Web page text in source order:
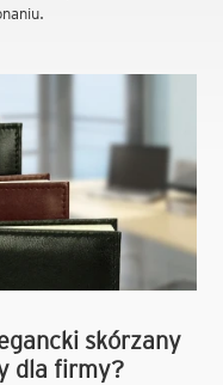
skórzany
dla firmy?